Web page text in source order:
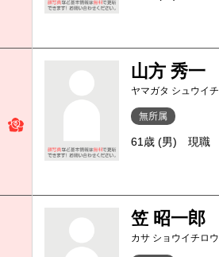
山方 秀一
ヤマガタ シュウイチ
無所属
61歳 (男) 現職
笠 昭一郎
カサ ショウイチロウ